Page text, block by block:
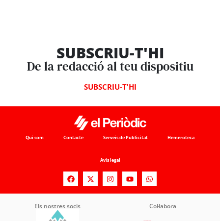
SUBSCRIU-T'HI
De la redacció al teu dispositiu
SUBSCRIU-T'HI
Qui som Contacte Serveis de Publicitat Hemeroteca
Avís legal
Els nostres socis Col·labora